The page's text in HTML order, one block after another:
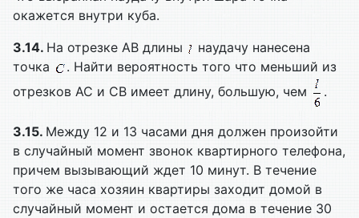
окажется внутри куба.
3.14. На отрезке AB длины
наудачу нанесена
точка
. Найти вероятность того что меньший из
отрезков AC и CB имеет длину, большую, чем
.
3.15. Между 12 и 13 часами дня должен произойти
в случайный момент звонок квартирного телефона,
причем вызывающий ждет 10 минут. В течение
того же часа хозяин квартиры заходит домой в
случайный момент и остается дома в течение 30